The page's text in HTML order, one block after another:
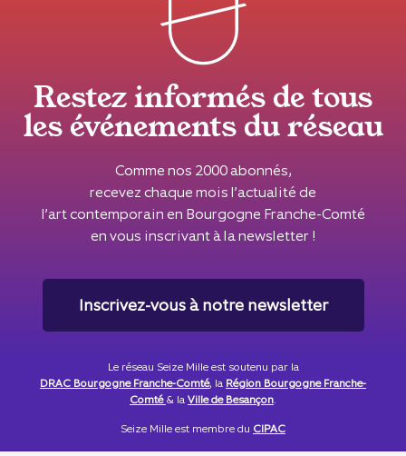
Restez informés de tous
les événements du réseau
Comme nos 2000 abonnés,
recevez chaque mois l’actualité de
l’art contemporain en Bourgogne Franche-Comté
en vous inscrivant à la newsletter !
Inscrivez-vous à notre newsletter
Le réseau Seize Mille est soutenu par la
DRAC Bourgogne Franche-Comté, la Région Bourgogne Franche-
Comté& laVille de Besançon.
Seize Mille est membre du CIPAC